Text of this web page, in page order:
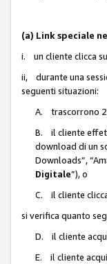
(a) Link speciale
i. un cliente clicca
ii, durante una
seguenti situazioni:
A. trascorrono
B. il cliente
download di un
Downloads”,
Digitale”), o
C. il cliente clicca
si verifica quanto
D. il cliente
E. il cliente